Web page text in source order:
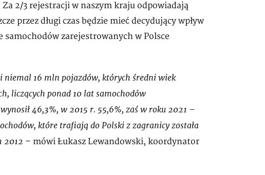
2/3 rejestracji w naszym kraju odpowiadają
przez długi czas będzie mieć decydujący wpływ
zarejestrowanych w Polsce
16 mln pojazdów, których średni wiek
liczących ponad 10 lat samochodów
46,3%, w 2015 r. 55,6%, zaś w roku 2021 –
które trafiają do Polski z zagranicy została
2012 – mówi Łukasz Lewandowski, koordynator